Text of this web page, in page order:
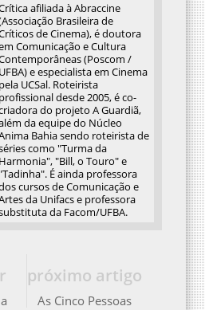
afiliada à Abraccine
Brasileira de
de Cinema), é doutora
Comunicação e Cultura
(Poscom /
UFBA) e especialista em Cinema
pela UCSal. Roteirista
profissional desde 2005, é co-
do projeto A Guardiã,
da equipe do Núcleo
Bahia sendo roteirista de
como "Turma da
Harmonia", "Bill, o Touro" e
É ainda professora
cursos de Comunicação e
da Unifacs e professora
da Facom/UFBA.
próximo artigo
As Cinco Pessoas